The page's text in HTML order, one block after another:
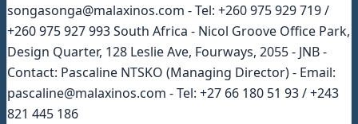
songasonga@malaxinos.com - Tel: +260 975 929 719 /
+260 975 927 993 South Africa - Nicol Groove Office Park,
Design Quarter, 128 Leslie Ave, Fourways, 2055 - JNB -
Contact: Pascaline NTSKO (Managing Director) - Email:
pascaline@malaxinos.com - Tel: +27 66 180 51 93 / +243
821 445 186